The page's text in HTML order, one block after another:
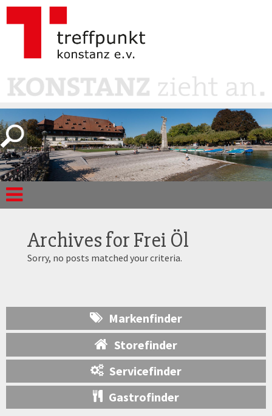
Archives forFrei Öl
Sorry, no posts matched your criteria.
Markenfinder
Storefinder
Servicefinder
Gastrofinder